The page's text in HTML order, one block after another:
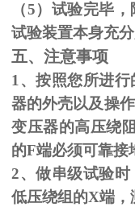
（5）试验完毕
试验装置本身充分
五、注意事项
1、按照您所进
器的外壳以及操
变压器的高压绕
的F端必须可靠接
2、做串级试验
低压绕组的X端，